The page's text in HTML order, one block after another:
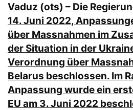
Vaduz (ots) – Die
14. Juni 2022,
über Massnahmen im
der Situation in der
Verordnung über
Belarus beschlossen. Im
Anpassung wurde ein
EU am 3. Juni 2022